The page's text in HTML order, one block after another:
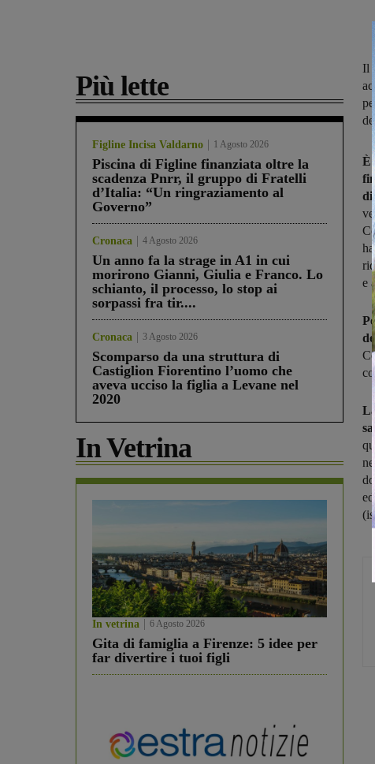
Più lette
Figline Incisa Valdarno 1 Agosto 2026
Piscina di Figline finanziata oltre la
scadenza Pnrr, il gruppo di Fratelli
d’Italia: “Un ringraziamento al
Governo”
Cronaca 4 Agosto 2026
Un anno fa la strage in A1 in cui
morirono Gianni, Giulia e Franco. Lo
schianto, il processo, lo stop ai
sorpassi fra tir....
Cronaca 3 Agosto 2026
Scomparso da una struttura di
Castiglion Fiorentino l’uomo che
aveva ucciso la figlia a Levane nel
2020
In Vetrina
In vetrina 6 Agosto 2026
Gita di famiglia a Firenze: 5 idee per
far divertire i tuoi figli
Il
È
di
e